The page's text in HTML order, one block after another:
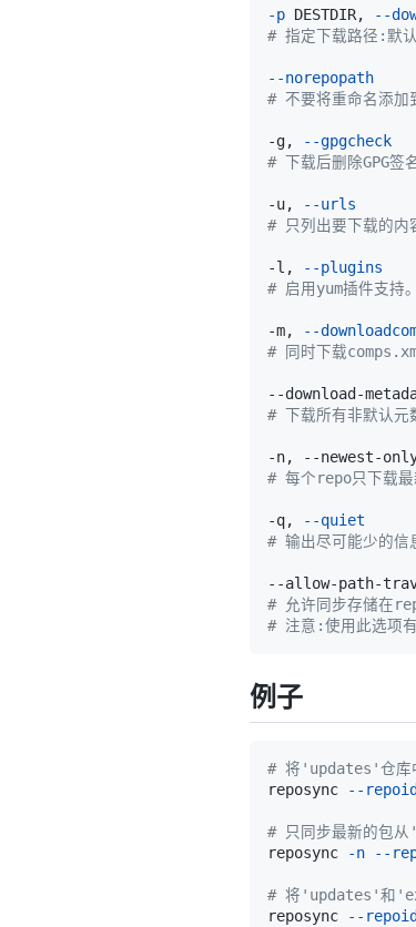
-p DESTDIR, --
# 指定下载路径:默认
--norepopath
# 不要将重命名添加
-g,
--gpgcheck
# 下载后删除GPG签
-u,
--urls
# 只列出要下载的内
-l,
--plugins
# 启用yum插件支持。
-m,
--
# 同时下载
# 下载所有非默认元
# 每个repo只下载最
-q,
--quiet
# 输出尽可能少的信
# 允许同步存储在
# 注意:使用此选项
例子
# 将'updates'仓库
reposync
--repoid
# 只同步最新的包
reposync
-n --
# 将'updates'和
reposync
--repoid